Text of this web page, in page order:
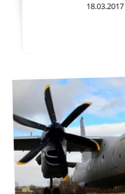
18.03.2017